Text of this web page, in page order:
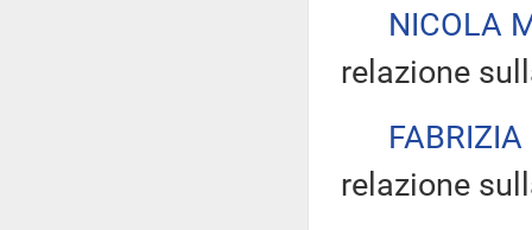
NICOLA
relazione
relazione